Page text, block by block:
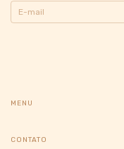
MENU
CONTATO